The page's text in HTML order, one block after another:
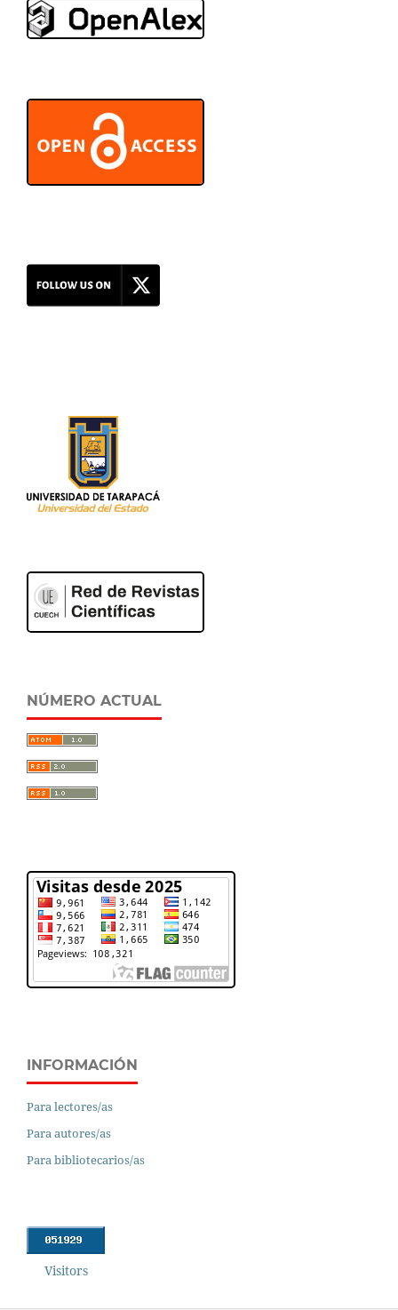
NÚMERO ACTUAL
INFORMACIÓN
Para lectores/as
Para autores/as
Para bibliotecarios/as
Visitors